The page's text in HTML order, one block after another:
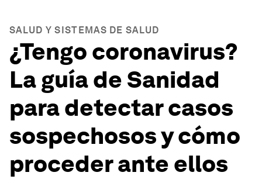
SALUD Y SISTEMAS DE SALUD
¿Tengo coronavirus?
La guía de Sanidad
para detectar casos
sospechosos y cómo
proceder ante ellos